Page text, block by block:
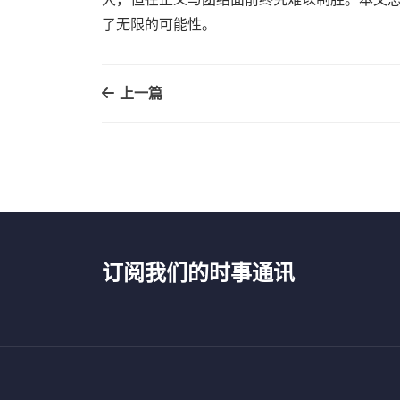
了无限的可能性。
上一篇
订阅我们的时事通讯